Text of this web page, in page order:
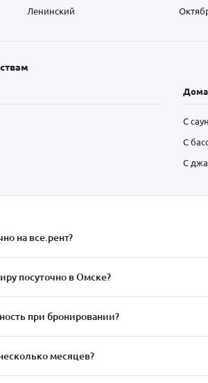
Ленинский
Дома
С
С
С
на все.рент?
посуточно в Омске?
при бронировании?
месяцев?